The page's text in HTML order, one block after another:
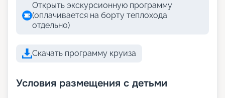
Открыть экскурсионную программу
(оплачивается на борту теплохода
отдельно)
Скачать программу круиза
Условия размещения с детьми